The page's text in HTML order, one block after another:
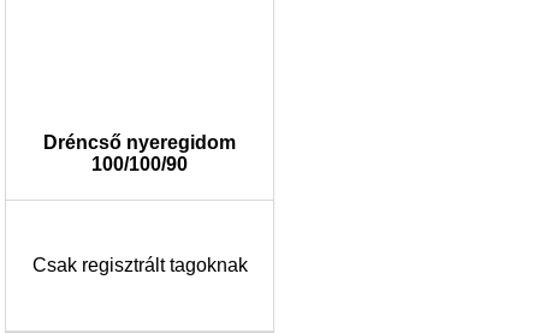
Dréncső nyeregidom
100/100/90
Csak regisztrált tagoknak